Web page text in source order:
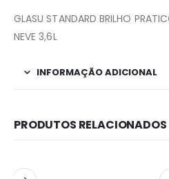
GLASU STANDARD BRILHO
NEVE 3,6L
INFORMAÇÃO ADICIONAL
PRODUTOS RELACIONADOS